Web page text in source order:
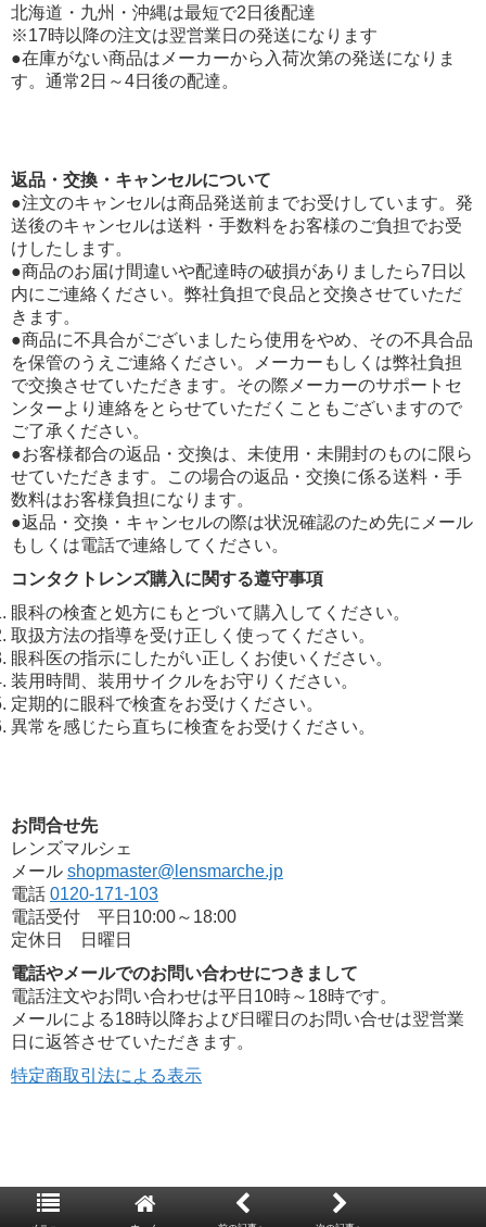
北海道・九州・沖縄は最短で2日後配達
※17時以降の注文は翌営業日の発送になります
●在庫がない商品はメーカーから入荷次第の発送になりま
す。通常2日～4日後の配達。
返品・交換・キャンセルについて
●注文のキャンセルは商品発送前までお受けしています。発
送後のキャンセルは送料・手数料をお客様のご負担でお受
けしたします。
●商品のお届け間違いや配達時の破損がありましたら7日以
内にご連絡ください。弊社負担で良品と交換させていただ
きます。
●商品に不具合がございましたら使用をやめ、その不具合品
を保管のうえご連絡ください。メーカーもしくは弊社負担
で交換させていただきます。その際メーカーのサポートセ
ンターより連絡をとらせていただくこともございますので
ご了承ください。
●お客様都合の返品・交換は、未使用・未開封のものに限ら
せていただきます。この場合の返品・交換に係る送料・手
数料はお客様負担になります。
●返品・交換・キャンセルの際は状況確認のため先にメール
もしくは電話で連絡してください。
コンタクトレンズ購入に関する遵守事項
眼科の検査と処方にもとづいて購入してください。
取扱方法の指導を受け正しく使ってください。
眼科医の指示にしたがい正しくお使いください。
装用時間、装用サイクルをお守りください。
定期的に眼科で検査をお受けください。
異常を感じたら直ちに検査をお受けください。
お問合せ先
レンズマルシェ
メール shopmaster@lensmarche.jp
電話 0120-171-103
電話受付 平日10:00～18:00
定休日 日曜日
電話やメールでのお問い合わせにつきまして
電話注文やお問い合わせは平日10時～18時です。
メールによる18時以降および日曜日のお問い合せは翌営業
日に返答させていただきます。
特定商取引法による表示
Copyright© 2026 コンタクトレンズ通販レンズマルシェ
reserved.